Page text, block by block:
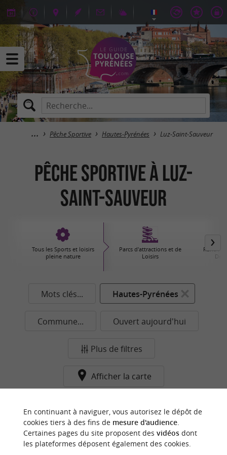
Pêche Sportive Hautes-Pyrénées Luz-Saint-Sauveur
Pêche Sportive à Luz-
Saint-Sauveur
Tous les Sports et loisirs
pleine nature
Parcs d'attractions et de
Loisirs
Mots clés... Hautes-Pyrénées
Commune... Ouvert aujourd'hui
Plus de filtres
Afficher la carte
commune pour le moment...
En continuant à naviguer, vous autorisez le dépôt de
cookies tiers à des fins de mesure d'audience.
Certaines pages du site proposent des vidéosdont
les plateformes déposent également des cookies.